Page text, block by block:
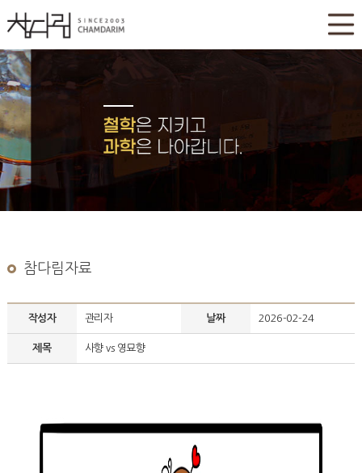
참다림자료
작성자 관리자 날짜 2026-02-24
제목 사향 vs 영묘향